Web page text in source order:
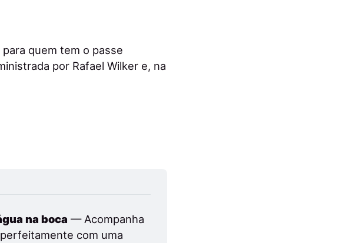
quem tem o passe
por Rafael Wilker e, na
na boca — Acompanha
com uma